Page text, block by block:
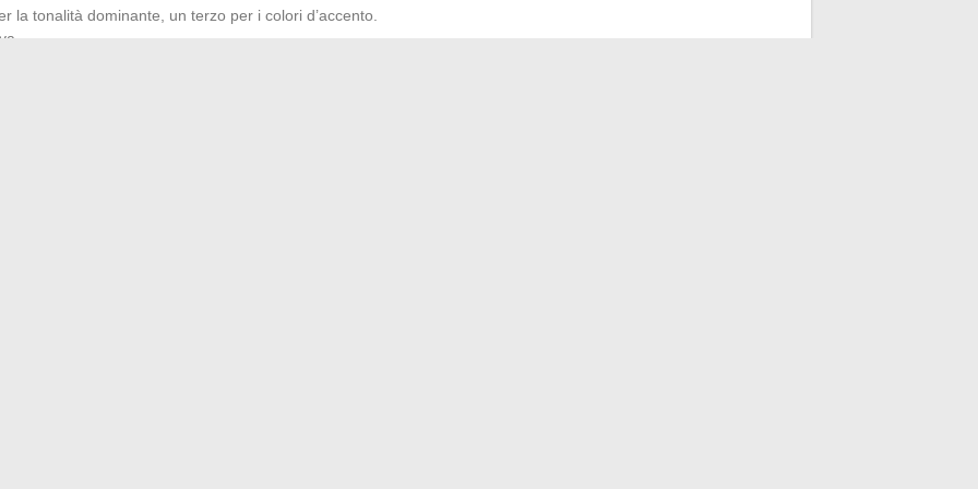
la tonalità dominante, un terzo per i colori d’accento.